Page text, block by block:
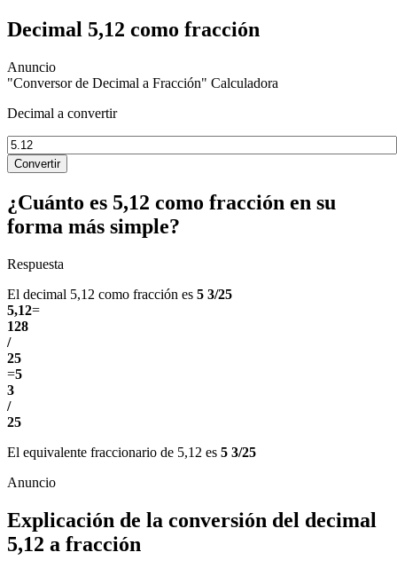
Decimal 5,12 como fracción
"Conversor de Decimal a Fracción" Calculadora
Decimal a convertir
Convertir
¿Cuánto es 5,12 como fracción en su
forma más simple?
Respuesta
El decimal 5,12 como fracción es 5 3/25
5,12=
128
/
25
=5
3
/
25
El equivalente fraccionario de 5,12 es 5 3/25
Explicación de la conversión del decimal
5,12 a fracción